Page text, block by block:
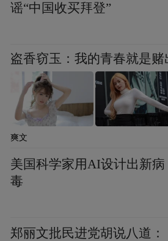
谣“中国收买拜登”
盗香窃玉：我的青春就是赌
爽文
美国科学家用AI设计出新病
毒
郑丽文批民进党胡说八道：